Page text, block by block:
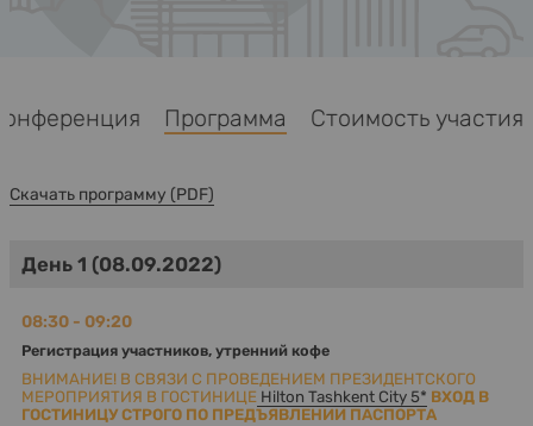
Программа Стоимость участия
Скачать программу (PDF)
День 1 (08.09.2022)
08:30 - 09:20
Регистрация участников, утренний кофе
ВНИМАНИЕ! В СВЯЗИ С ПРОВЕДЕНИЕМ ПРЕЗИДЕНТСКОГО
МЕРОПРИЯТИЯ В ГОСТИНИЦЕ Hilton Tashkent City 5* ВХОД В
ГОСТИНИЦУ СТРОГО ПО ПРЕДЪЯВЛЕНИИ ПАСПОРТА